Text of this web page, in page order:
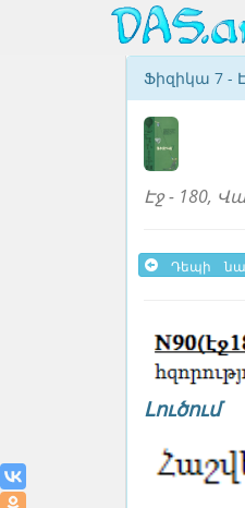
Ֆիզիկա 7 -
Էջ - 180,
Դեպի
Լուծում